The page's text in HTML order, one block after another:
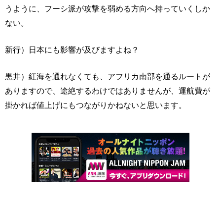
うように、フーシ派が攻撃を弱める方向へ持っていくしか
ない。
新行）日本にも影響が及びますよね？
黒井）紅海を通れなくても、アフリカ南部を通るルートが
ありますので、途絶するわけではありませんが、運航費が
掛かれば値上げにもつながりかねないと思います。